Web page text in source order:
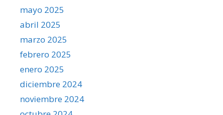
mayo 2025
abril 2025
marzo 2025
febrero 2025
enero 2025
diciembre 2024
noviembre 2024